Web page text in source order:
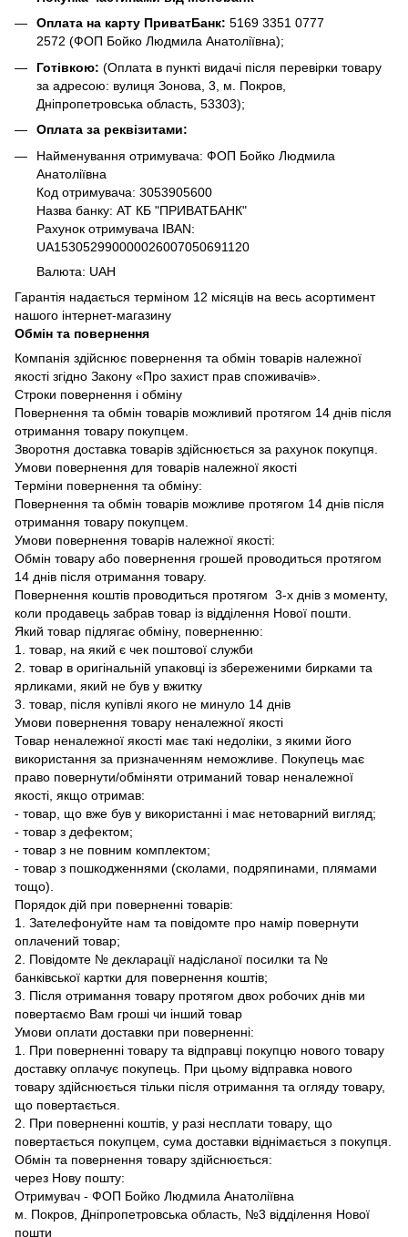
Оплата на карту ПриватБанк: 5169 3351 0777
2572 (ФОП Бойко Людмила Анатоліївна);
Готівкою: (Оплата в пункті видачі після перевірки товару
за адресою: вулиця Зонова, 3, м. Покров,
Дніпропетровська область, 53303);
Оплата за реквізитами:
Найменування отримувача: ФОП Бойко Людмила
Анатоліївна
Код отримувача: 3053905600
Назва банку: АТ КБ "ПРИВАТБАНК"
Рахунок отримувача IBAN:
UA153052990000026007050691120
Валюта: UAH
Гарантія надається терміном 12 місяців на весь асортимент
нашого інтернет-магазину
Обмін та повернення
Компанія здійснює повернення та обмін товарів належної
якості згідно Закону «Про захист прав споживачів».
Строки повернення і обміну
Повернення та обмін товарів можливий протягом 14 днів після
отримання товару покупцем.
Зворотня доставка товарів здійснюється за рахунок покупця.
Умови повернення для товарів належної якості
Терміни повернення та обміну:
Повернення та обмін товарів можливе протягом 14 днів після
отримання товару покупцем.
Умови повернення товарів належної якості:
Обмін товару або повернення грошей проводиться протягом
14 днів після отримання товару.
Повернення коштів проводиться протягом 3-х днів з моменту,
коли продавець забрав товар із відділення Нової пошти.
Який товар підлягає обміну, поверненню:
1. товар, на який є чек поштової служби
2. товар в оригінальній упаковці із збереженими бирками та
ярликами, який не був у вжитку
3. товар, після купівлі якого не минуло 14 днів
Умови повернення товару неналежної якості
Товар неналежної якості має такі недоліки, з якими його
використання за призначенням неможливе. Покупець має
право повернути/обміняти отриманий товар неналежної
якості, якщо отримав:
- товар, що вже був у використанні і має нетоварний вигляд;
- товар з дефектом;
- товар з не повним комплектом;
- товар з пошкодженнями (сколами, подряпинами, плямами
тощо).
Порядок дій при поверненні товарів:
1. Зателефонуйте нам та повідомте про намір повернути
оплачений товар;
2. Повідомте № декларації надісланої посилки та №
банківської картки для повернення коштів;
3. Після отримання товару протягом двох робочих днів ми
повертаємо Вам гроші чи інший товар
Умови оплати доставки при поверненні:
1. При поверненні товару та відправці покупцю нового товару
доставку оплачує покупець. При цьому відправка нового
товару здійснюється тільки після отримання та огляду товару,
що повертається.
2. При поверненні коштів, у разі несплати товару, що
повертається покупцем, сума доставки віднімається з покупця.
Обмін та повернення товару здійснюється:
через Нову пошту:
Отримувач - ФОП Бойко Людмила Анатоліївна
м. Покров, Дніпропетровська область, №3 відділення Нової
пошти